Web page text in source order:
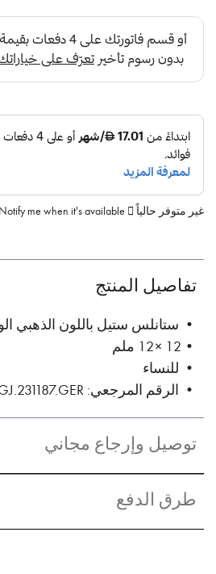
غير متوفر حالياً Notify me when it's available
تفاصيل المنتج
• ستانلس ستيل باللون الذهبي
• 12 × 12 ملم
• للنساء
• الرقم المرجعي: AGJ.231187.GER
توصيل وإرجاع مجاني
طرق الدفع